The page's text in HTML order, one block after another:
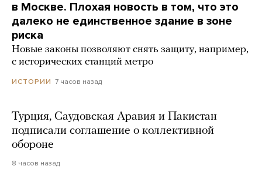
в Москве. Плохая новость в том, что это
далеко не единственное здание в зоне
риска
Новые законы позволяют снять защиту, например,
с исторических станций метро
ИСТОРИИ 7 часов назад
Турция, Саудовская Аравия и Пакистан
подписали соглашение о коллективной
обороне
8 часов назад